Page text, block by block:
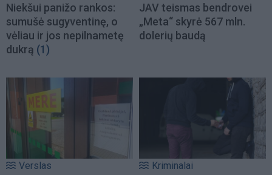
Niekšui panižo rankos:
sumušė sugyventinę, o
vėliau ir jos nepilnametę
dukrą (1)
JAV teismas bendrovei
„Meta“ skyrė 567 mln.
dolerių baudą
Verslas Kriminalai